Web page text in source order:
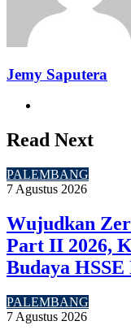
Jemy Saputera
Read Next
PALEMBANG
7 Agustus 2026
Wujudkan
Part II 2026,
Budaya
PALEMBANG
7 Agustus 2026